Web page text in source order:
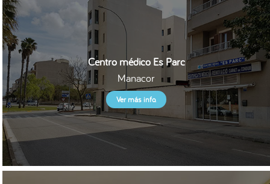
Centro médico Es Parc
Manacor
Ver más info.